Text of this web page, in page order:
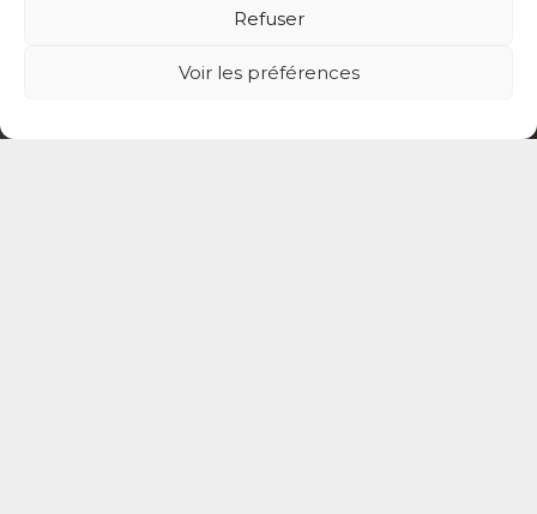
Refuser
Voir les préférences
Politique de protection des données de la CPTS